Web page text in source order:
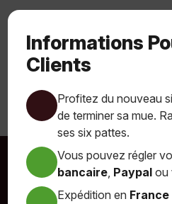
Aller à la
S’abonner à
Informations
Clients
Profitez du nouveau
de terminer sa mue.
ses six pattes.
Vous pouvez régler
bancaire, Paypalou
Expédition en